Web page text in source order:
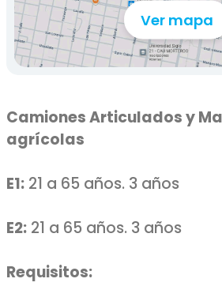
Ver mapa
Camiones Articulados y
agrícolas
E1:21 a 65 años. 3 años
E2:21 a 65 años. 3 años
Requisitos: